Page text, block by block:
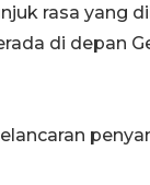
rasa yang
di depan